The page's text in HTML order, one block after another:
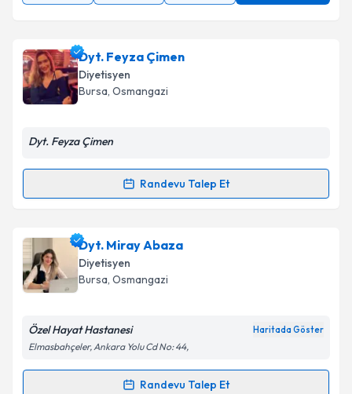
Dyt. Feyza Çimen
Diyetisyen
Bursa, Osmangazi
Dyt. Feyza Çimen
Randevu Talep Et
Randevu Takvimi Talebi
Dyt. Feyza Çimeniçin randevu takvimi talebi
oluşturun. Size bu uzmandan randevu almanız için bir
takvim hazırlandığında e-posta ile bilgilendireceğiz.
Kişisel verilerimin işlenmesine ilişkin
Dyt. Miray Abaza
Diyetisyen
Bursa, Osmangazi
Özel Hayat Hastanesi Haritada Göster
Elmasbahçeler, Ankara Yolu Cd No: 44,
Randevu Talep Et